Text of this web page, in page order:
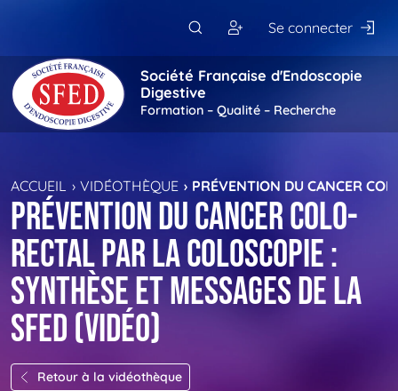
Se connecter
Société Française d'Endoscopie
Digestive
Formation – Qualité – Recherche
ACCUEIL VIDÉOTHÈQUE PRÉVENTION DU CANCER
Prévention du cancer colo-
rectal par la coloscopie :
synthèse et messages de la
SFED (vidéo)
Retour à la vidéothèque